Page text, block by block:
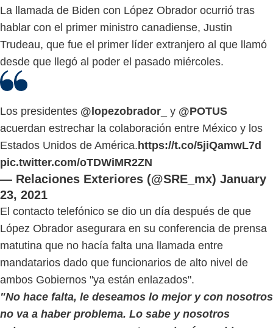
La llamada de Biden con López Obrador ocurrió tras
hablar con el primer ministro canadiense, Justin
Trudeau, que fue el primer líder extranjero al que llamó
desde que llegó al poder el pasado miércoles.
Los presidentes @lopezobrador_ y @POTUS
acuerdan estrechar la colaboración entre México y los
Estados Unidos de América.https://t.co/5jiQamwL7d
pic.twitter.com/oTDWiMR2ZN
— Relaciones Exteriores (@SRE_mx) January
23, 2021
El contacto telefónico se dio un día después de que
López Obrador asegurara en su conferencia de prensa
matutina que no hacía falta una llamada entre
mandatarios dado que funcionarios de alto nivel de
ambos Gobiernos "ya están enlazados".
"No hace falta, le deseamos lo mejor y con nosotros
no va a haber problema. Lo sabe y nosotros